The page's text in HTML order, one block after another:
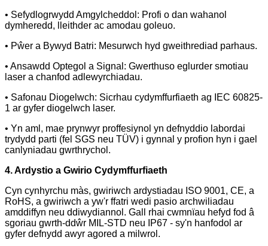
• Sefydlogrwydd Amgylcheddol: Profi o dan wahanol
dymheredd, lleithder ac amodau goleuo.
• Pŵer a Bywyd Batri: Mesurwch hyd gweithrediad parhaus.
• Ansawdd Optegol a Signal: Gwerthuso eglurder smotiau
laser a chanfod adlewyrchiadau.
• Safonau Diogelwch: Sicrhau cydymffurfiaeth ag IEC 60825-
1 ar gyfer diogelwch laser.
• Yn aml, mae prynwyr proffesiynol yn defnyddio labordai
trydydd parti (fel SGS neu TÜV) i gynnal y profion hyn i gael
canlyniadau gwrthrychol.
4. Ardystio a Gwirio Cydymffurfiaeth
Cyn cynhyrchu màs, gwiriwch ardystiadau ISO 9001, CE, a
RoHS, a gwiriwch a yw'r ffatri wedi pasio archwiliadau
amddiffyn neu ddiwydiannol. Gall rhai cwmnïau hefyd fod â
sgoriau gwrth-ddŵr MIL-STD neu IP67 - sy'n hanfodol ar
gyfer defnydd awyr agored a milwrol.